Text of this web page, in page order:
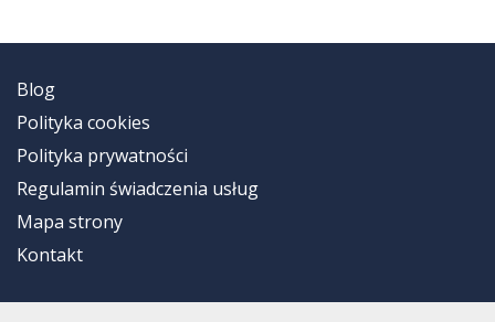
Blog
Polityka cookies
Polityka prywatności
Regulamin świadczenia usług
Mapa strony
Kontakt